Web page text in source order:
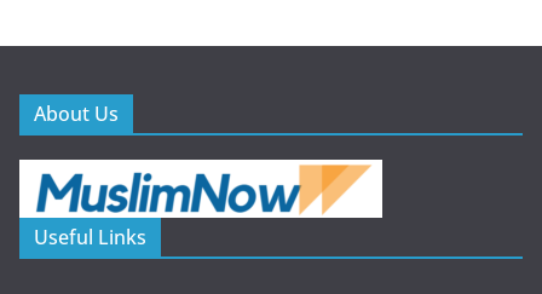
About Us
Useful Links